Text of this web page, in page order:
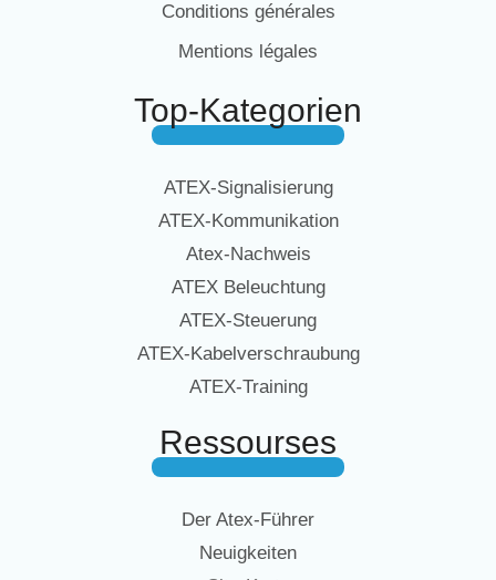
Conditions générales
Mentions légales
Top-Kategorien
ATEX-Signalisierung
ATEX-Kommunikation
Atex-Nachweis
ATEX Beleuchtung
ATEX-Steuerung
ATEX-Kabelverschraubung
ATEX-Training
Ressourses
Der Atex-Führer
Neuigkeiten